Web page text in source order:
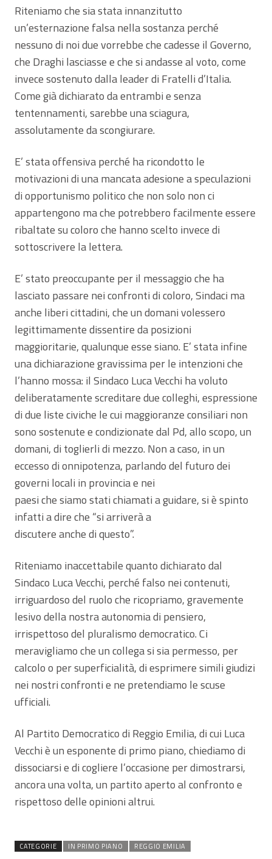
Riteniamo che sia stata innanzitutto
un’esternazione falsa nella sostanza perché
nessuno di noi due vorrebbe che cadesse il Governo,
che Draghi lasciasse e che si andasse al voto, come
invece sostenuto dalla leader di Fratelli d’Italia.
Come già dichiarato da entrambi e senza
tentennamenti, sarebbe una sciagura,
assolutamente da scongiurare.
E’ stata offensiva perché ha ricondotto le
motivazioni di una mancata adesione a speculazioni
di opportunismo politico che non solo non ci
appartengono ma che potrebbero facilmente essere
ribaltate su coloro che hanno scelto invece di
sottoscrivere la lettera.
E’ stato preoccupante per il messaggio che ha
lasciato passare nei confronti di coloro, Sindaci ma
anche liberi cittadini, che un domani volessero
legittimamente dissentire da posizioni
maggioritarie, qualunque esse siano. E’ stata infine
una dichiarazione gravissima per le intenzioni che
l’hanno mossa: il Sindaco Luca Vecchi ha voluto
deliberatamente screditare due colleghi, espressione
di due liste civiche le cui maggioranze consiliari non
sono sostenute e condizionate dal Pd, allo scopo, un
domani, di toglierli di mezzo. Non a caso, in un
eccesso di onnipotenza, parlando del futuro dei
governi locali in provincia e nei
paesi che siamo stati chiamati a guidare, si è spinto
infatti a dire che “si arriverà a
discutere anche di questo”.
Riteniamo inaccettabile quanto dichiarato dal
Sindaco Luca Vecchi, perché falso nei contenuti,
irriguardoso del ruolo che ricopriamo, gravemente
lesivo della nostra autonomia di pensiero,
irrispettoso del pluralismo democratico. Ci
meravigliamo che un collega si sia permesso, per
calcolo o per superficialità, di esprimere simili giudizi
nei nostri confronti e ne pretendiamo le scuse
ufficiali.
Al Partito Democratico di Reggio Emilia, di cui Luca
Vecchi è un esponente di primo piano, chiediamo di
dissociarsi e di cogliere l’occasione per dimostrarsi,
ancora una volta, un partito aperto al confronto e
rispettoso delle opinioni altrui.
CATEGORIE IN PRIMO PIANO REGGIO EMILIA